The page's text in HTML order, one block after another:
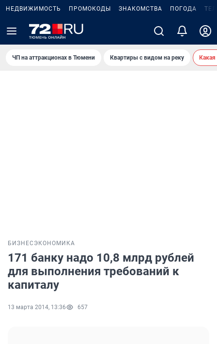
НЕДВИЖИМОСТЬ ПРОМОКОДЫ ЗНАКОМСТВА ПОГОДА
ЧП на аттракционах в Тюмени Квартиры с видом на реку
БИЗНЕС ЭКОНОМИКА
171 банку надо 10,8 млрд рублей
для выполнения требований к
капиталу
13 марта 2014, 13:36 657